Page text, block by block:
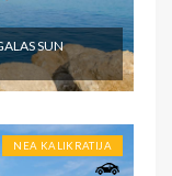
SUN
NEA KALIKRATIJA